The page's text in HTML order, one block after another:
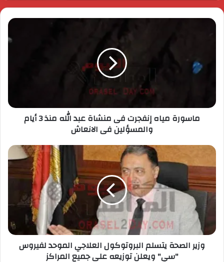
ماسورة مياه إنفجرت فى منشاة عبد الله منذ 3 أيام
والمسؤلين فى الانعاش
وزير الصحة يتسلم البروتوكول العلاجي الموحد لفيروس
"سي" ويعلن توزيعه على جميع المراكز